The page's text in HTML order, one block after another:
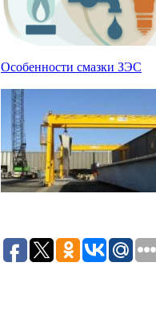
Особенности смазки ЗЭС